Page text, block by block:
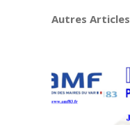
Autres Articles